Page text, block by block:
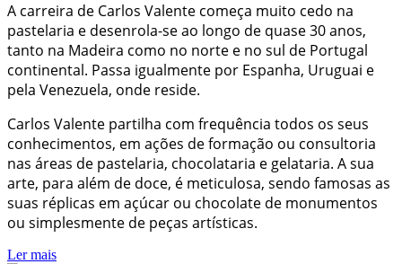
A carreira de Carlos Valente começa muito cedo na
pastelaria e desenrola-se ao longo de quase 30 anos,
tanto na Madeira como no norte e no sul de Portugal
continental. Passa igualmente por Espanha, Uruguai e
pela Venezuela, onde reside.
Carlos Valente partilha com frequência todos os seus
conhecimentos, em ações de formação ou consultoria
nas áreas de pastelaria, chocolataria e gelataria. A sua
arte, para além de doce, é meticulosa, sendo famosas as
suas réplicas em açúcar ou chocolate de monumentos
ou simplesmente de peças artísticas.
Ler mais